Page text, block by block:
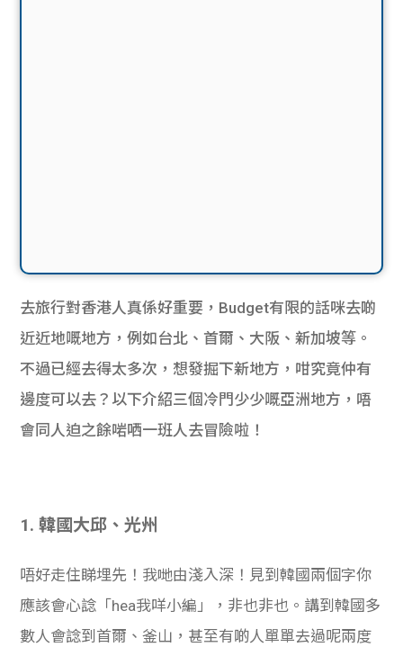
去旅行對香港人真係好重要，Budget有限的話咪去啲
近近地嘅地方，例如台北、首爾、大阪、新加坡等。
不過已經去得太多次，想發掘下新地方，咁究竟仲有
邊度可以去？以下介紹三個冷門少少嘅亞洲地方，唔
會同人迫之餘啱哂一班人去冒險啦！
1. 韓國大邱、光州
唔好走住睇埋先！我哋由淺入深！見到韓國兩個字你
應該會心諗「hea我咩小編」，非也非也。講到韓國多
數人會諗到首爾、釜山，甚至有啲人單單去過呢兩度